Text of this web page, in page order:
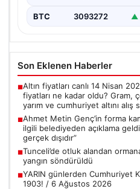
BTC 3093272 ▲
Son Eklenen Haberler
■Altın fiyatları canlı 14 Nisan
fiyatları ne kadar oldu? Gram,
yarım ve cumhuriyet altını alış
■Ahmet Metin Genç’in forma
ilgili belediyeden açıklama
gerçek dışıdır”
■Tunceli’de otluk alandan
yangın söndürüldü
■YARIN günlerden Cumhuriyet
1903! / 6 Ağustos 2026